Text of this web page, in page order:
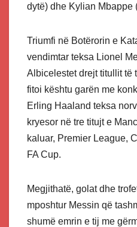
dytë) dhe Kylian Mbappe
Triumfi në Botërorin e
vendimtar teksa Lionel
Albicelestet drejt titullit të
fitoi kështu garën me
Erling Haaland teksa
kryesor në tre titujt e
kaluar, Premier League,
FA Cup.
Megjithatë, golat dhe
mposhtur Messin që
shumë emrin e tij me